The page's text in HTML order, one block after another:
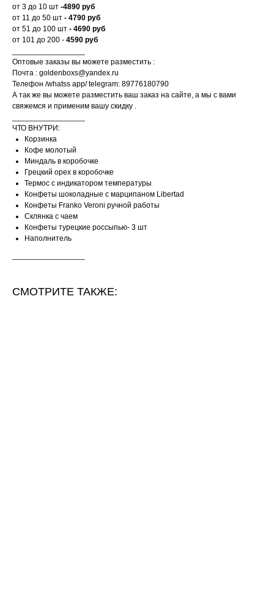
от 3 до 10 шт -4890 руб
от 11 до 50 шт - 4790 руб
от 51 до 100 шт - 4690 руб
от 101 до 200 - 4590 руб
Оптовые заказы вы можете разместить :
Почта : goldenboxs@yandex.ru
Телефон /whatss app/ telegram: 89776180790
А так же вы можете разместить ваш заказ на сайте, а мы с вами
свяжемся и применим вашу скидку .
ЧТО ВНУТРИ:
Корзинка
Кофе молотый
Миндаль в коробочке
Грецкий орех в коробочке
Термос с индикатором температуры
Конфеты шоколадные с марципаном Libertad
Конфеты Franko Veroni ручной работы
Склянка с чаем
Конфеты турецкие россыпью- 3 шт
Наполнитель
СМОТРИТЕ ТАКЖЕ: